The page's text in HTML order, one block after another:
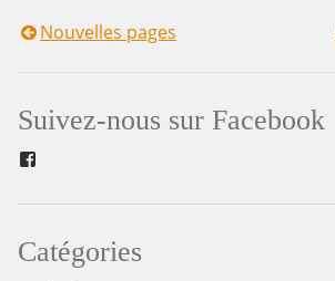
Navigation
l’article
Nouvelles pages
Suivez-nous sur Facebook
Catégories